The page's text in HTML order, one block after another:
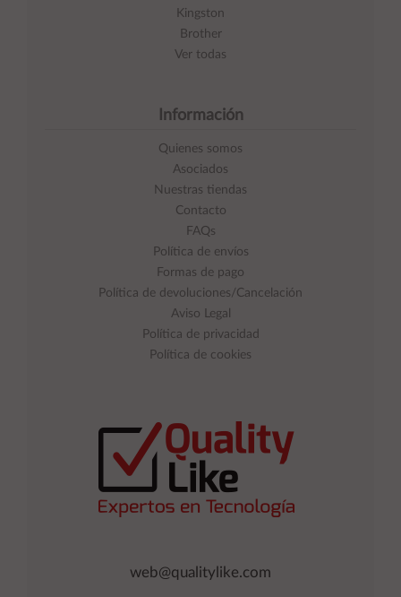
web@qualitylike.com
Kingston
Brother
Ver todas
Información
Quienes somos
Asociados
Nuestras tiendas
Contacto
FAQs
Política de envíos
Formas de pago
Política de devoluciones/Cancelación
Aviso Legal
Política de privacidad
Política de cookies